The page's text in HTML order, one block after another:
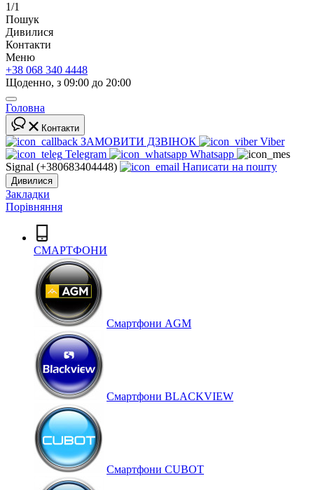
1/1
Пошук
Дивилися
Контакти
Меню
+38 068 340 4448
Щоденно, з 09:00 до 20:00
Головна
Контакти
ЗАМОВИТИ ДЗВІНОК
Viber
Telegram
Whatsapp
Signal (+380683404448)
Написати на пошту
Дивилися
Закладки
Порівняння
СМАРТФОНИ
Cмартфони AGM
Смартфони BLACKVIEW
Смартфони CUBOT